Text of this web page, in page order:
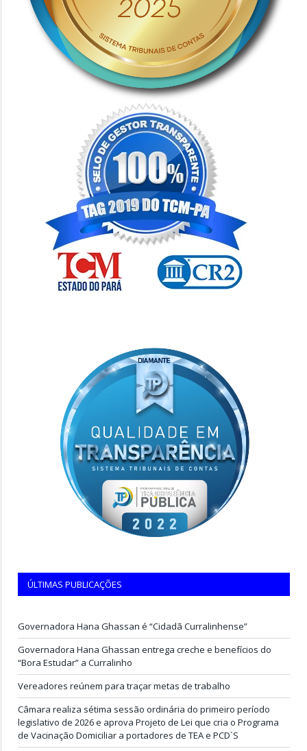
ÚLTIMAS PUBLICAÇÕES
Governadora Hana Ghassan é “Cidadã Curralinhense”
Governadora Hana Ghassan entrega creche e benefícios do
“Bora Estudar” a Curralinho
Vereadores reúnem para traçar metas de trabalho
Câmara realiza sétima sessão ordinária do primeiro período
legislativo de 2026 e aprova Projeto de Lei que cria o Programa
de Vacinação Domiciliar a portadores de TEA e PCD`S